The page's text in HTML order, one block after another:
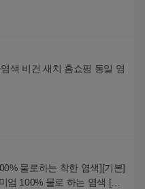
색 비건 새치 홈쇼핑 동일 염
물로하는 착한 염색][기본]
100% 물로 하는 염색 [미